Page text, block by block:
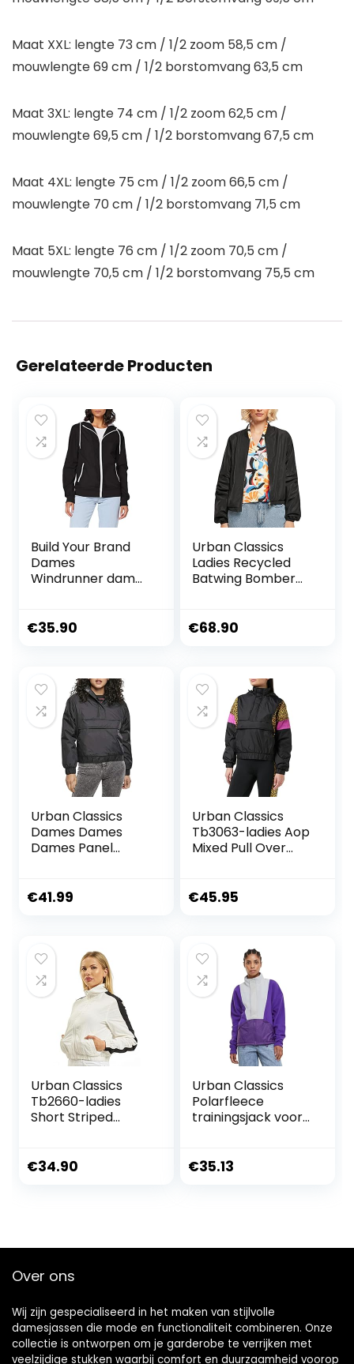
Maat XXL: lengte 73 cm / 1/2 zoom 58,5 cm /
mouwlengte 69 cm / 1/2 borstomvang 63,5 cm
Maat 3XL: lengte 74 cm / 1/2 zoom 62,5 cm /
mouwlengte 69,5 cm / 1/2 borstomvang 67,5 cm
Maat 4XL: lengte 75 cm / 1/2 zoom 66,5 cm /
mouwlengte 70 cm / 1/2 borstomvang 71,5 cm
Maat 5XL: lengte 76 cm / 1/2 zoom 70,5 cm /
mouwlengte 70,5 cm / 1/2 borstomvang 75,5 cm
Gerelateerde Producten
Build Your Brand
Dames
Windrunner dames
€35.90
Urban Classics
Ladies Recycled
Batwing Bomber
Basics, Street wear
€68.90
Urban Classics
Dames Dames
Dames Panel
zwart, XS
€41.99
Urban Classics
Tb3063-ladies Aop
Mixed Pull Over
€45.95
Urban Classics
Tb2660-ladies
Short Striped
€34.90
Urban Classics
Polarfleece
trainingsjack voor
€35.13
Over ons
Wij zijn gespecialiseerd in het maken van stijlvolle
damesjassen die mode en functionaliteit combineren. Onze
collectie is ontworpen om je garderobe te verrijken met
veelzijdige stukken waarbij comfort en duurzaamheid voorop